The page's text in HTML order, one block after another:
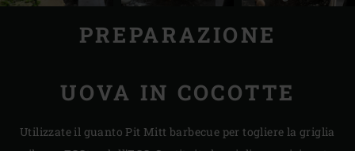
PREPARAZIONE
UOVA IN COCOTTE
Utilizzate il guanto Pit Mitt barbecue per togliere la griglia